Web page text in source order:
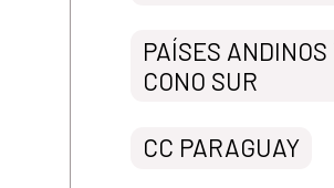
PAÍSES ANDINOS
CONO SUR
CC PARAGUAY